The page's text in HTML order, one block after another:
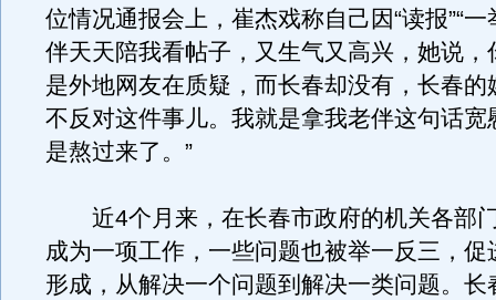
位情况通报会上，崔杰戏称自己因“读报”“一
伴天天陪我看帖子，又生气又高兴，她说，
是外地网友在质疑，而长春却没有，长春的
不反对这件事儿。我就是拿我老伴这句话宽
是熬过来了。”
近4个月来，在长春市政府的机关各部
成为一项工作，一些问题也被举一反三，促
形成，从解决一个问题到解决一类问题。长